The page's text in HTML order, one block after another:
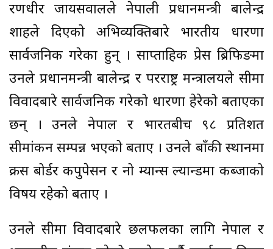
रणधीर जायसवालले नेपाली प्रधानमन्त्री बालेन्द्र
शाहले दिएको अभिव्यक्तिबारे भारतीय धारणा
सार्वजनिक गरेका हुन् । साप्ताहिक प्रेस ब्रिफिङमा
उनले प्रधानमन्त्री बालेन्द्र र परराष्ट्र मन्त्रालयले सीमा
विवादबारे सार्वजनिक गरेको धारणा हेरेको बताएका
छन् । उनले नेपाल र भारतबीच ९८ प्रतिशत
सीमांकन सम्पन्न भएको बताए । उनले बाँकी स्थानमा
क्रस बोर्डर कपुपेसन र नो म्यान्स ल्यान्डमा कब्जाको
विषय रहेको बताए ।
उनले सीमा विवादबारे छलफलका लागि नेपाल र